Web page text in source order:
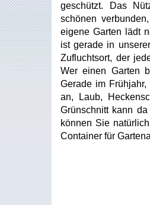
geschützt. Das
schönen
eigene Garten lädt
ist gerade in
Zufluchtsort, der
Wer einen Garten
Gerade im
an, Laub,
Grünschnitt kann
können Sie
Container für